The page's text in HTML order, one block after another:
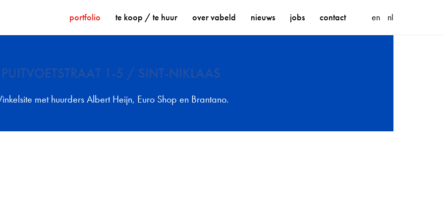
portfolio te koop / te huur over vabeld nieuws jobs contact en nl
PUITVOETSTRAAT 1-5 / SINT-NIKLAAS
met huurders Albert Heijn, Euro Shop en Brantano.